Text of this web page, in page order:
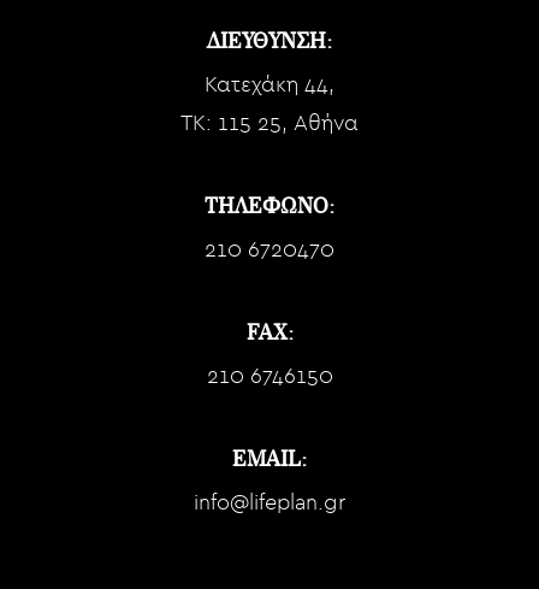
ΔΙΕΥΘΥΝΣΗ:
Κατεχάκη 44,
TK: 115 25, Αθήνα
ΤΗΛΕΦΩΝΟ:
210 6720470
FAX:
210 6746150
EMAIL:
info@lifeplan.gr